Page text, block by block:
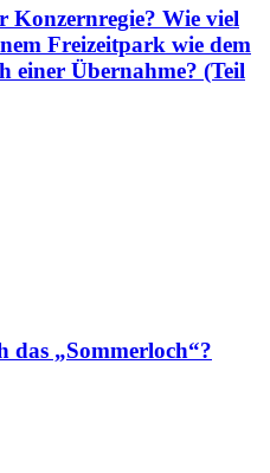
Konzernregie? Wie viel
Freizeitpark wie dem
einer Übernahme? (Teil
das „Sommerloch“?